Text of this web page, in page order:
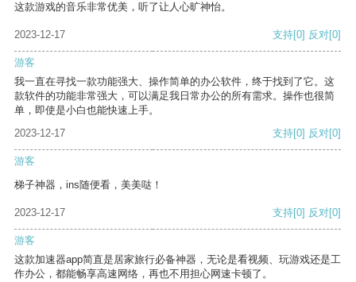
这款游戏的音乐非常优美，听了让人心旷神怡。
2023-12-17 支持[0] 反对[0]
游客
我一直在寻找一款功能强大、操作简单的办公软件，终于找到了它。这
款软件的功能非常强大，可以满足我日常办公的所有需求。操作也很简
单，即使是小白也能快速上手。
2023-12-17
支持[0] 反对[0]
游客
梯子神器，ins随便看，美美哒！
2023-12-17 支持[0] 反对[0]
游客
这款加速器app简直是居家旅行必备神器，无论是看视频、玩游戏还是工
作办公，都能畅享高速网络，再也不用担心网速卡顿了。